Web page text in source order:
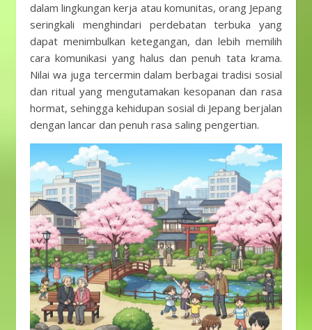
dalam lingkungan kerja atau komunitas, orang Jepang
seringkali menghindari perdebatan terbuka yang
dapat menimbulkan ketegangan, dan lebih memilih
cara komunikasi yang halus dan penuh tata krama.
Nilai wa juga tercermin dalam berbagai tradisi sosial
dan ritual yang mengutamakan kesopanan dan rasa
hormat, sehingga kehidupan sosial di Jepang berjalan
dengan lancar dan penuh rasa saling pengertian.